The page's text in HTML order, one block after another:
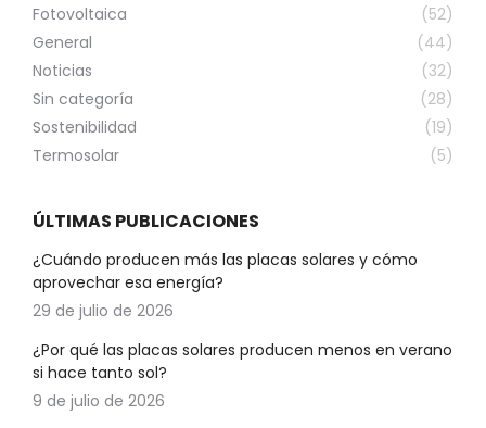
Fotovoltaica
(52)
General
(44)
Noticias
(32)
Sin categoría
(28)
Sostenibilidad
(19)
Termosolar
(5)
ÚLTIMAS PUBLICACIONES
¿Cuándo producen más las placas solares y cómo
aprovechar esa energía?
29 de julio de 2026
¿Por qué las placas solares producen menos en verano
si hace tanto sol?
9 de julio de 2026